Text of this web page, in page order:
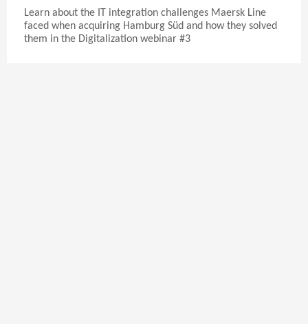
Learn about the IT integration challenges Maersk Line
faced when acquiring Hamburg Süd and how they solved
them in the Digitalization webinar #3